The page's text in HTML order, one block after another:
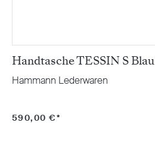
Handtasche TESSIN S Blau
Hammann Lederwaren
590,00 €*